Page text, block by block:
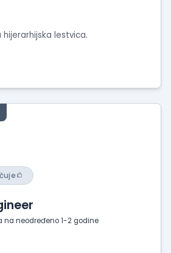
lestvica.
na neodređeno 1-2 godine